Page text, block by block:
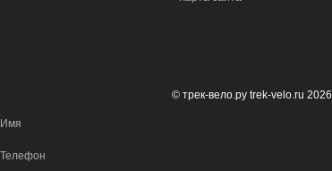
© трек-вело.ру trek-velo.ru 2026
Имя
Телефон